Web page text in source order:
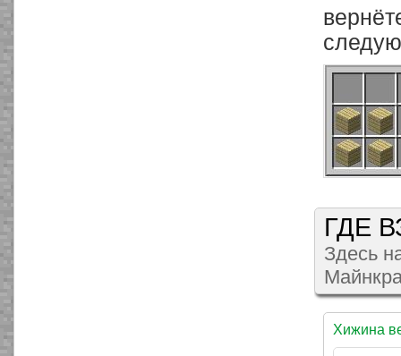
ГДЕ
Здесь
Хижина